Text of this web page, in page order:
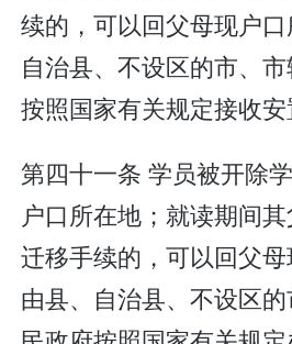
续的，可以回父母现户口
自治县、不设区的市、
按照国家有关规定接收安
第四十一条 学员被开除
户口所在地；就读期间
迁移手续的，可以回父母
由县、自治县、不设区